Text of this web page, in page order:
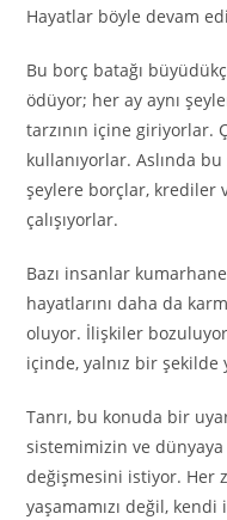
Hayatlar böyle devam
Bu borç batağı
ödüyor; her ay aynı
tarzının içine giriyorlar.
kullanıyorlar. Aslında
şeylere borçlar, krediler
çalışıyorlar.
Bazı insanlar
hayatlarını daha da
oluyor. İlişkiler
içinde, yalnız bir şekilde
Tanrı, bu konuda bir
sistemimizin ve dünyaya
değişmesini istiyor. Her
yaşamamızı değil,